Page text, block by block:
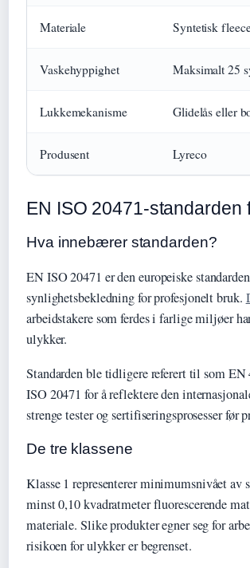
Materiale Syntetisk
Vaskehyppighet Maksimalt 25
Lukkemekanisme Glidelås eller
Produsent Lyreco
EN ISO 20471-standarden
Hva innebærer standarden?
EN ISO 20471 er den europeiske
synlighetsbekledning for profesjonelt bruk.
arbeidstakere som ferdes i farlige miljøer
ulykker.
Standarden ble tidligere referert til som
ISO 20471 for å reflektere den
strenge tester og sertifiseringsprosesser før
De tre klassene
Klasse 1 representerer minimumsnivået av
minst 0,10 kvadratmeter fluorescerende
materiale. Slike produkter egner seg for
risikoen for ulykker er begrenset.